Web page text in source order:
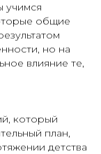
учимся
общие
но на
влияние те,
который
план,
детства